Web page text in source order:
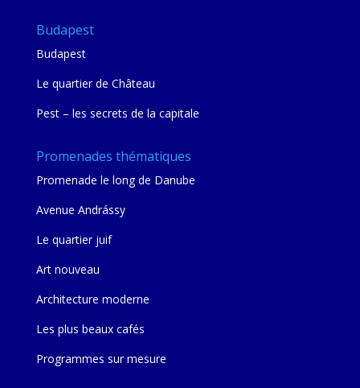
Budapest
Budapest
Le quartier de Château
Pest – les secrets de la capitale
Promenades thématiques
Promenade le long de Danube
Avenue Andrássy
Le quartier juif
Art nouveau
Architecture moderne
Les plus beaux cafés
Programmes sur mesure